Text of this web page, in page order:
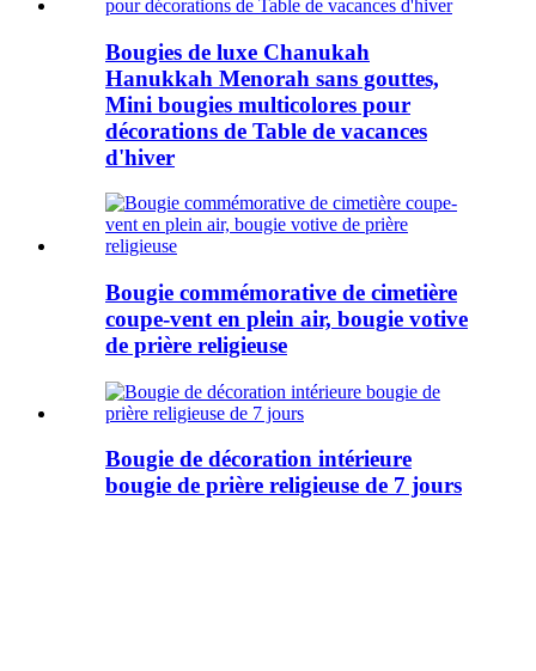
Bougies de luxe Chanukah
Hanukkah Menorah sans gouttes,
Mini bougies multicolores pour
décorations de Table de vacances
d'hiver
Bougie commémorative de cimetière
coupe-vent en plein air, bougie votive
de prière religieuse
Bougie de décoration intérieure
bougie de prière religieuse de 7 jours